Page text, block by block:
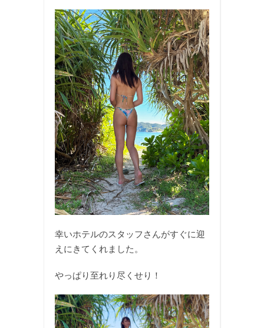
幸いホテルのスタッフさんがすぐに迎
えにきてくれました。
やっぱり至れり尽くせり！